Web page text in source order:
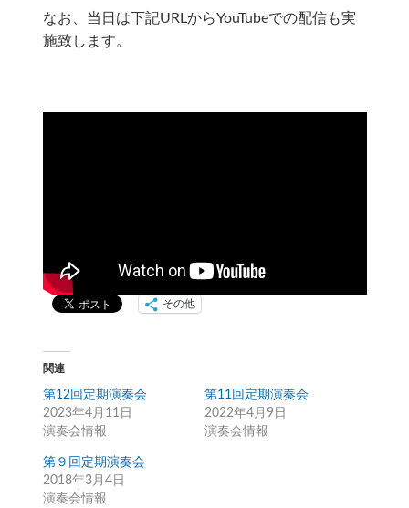
なお、当日は下記URLからYouTubeでの配信も実
施致します。
その他
関連
第12回定期演奏会
2023年4月11日
演奏会情報
第11回定期演奏会
2022年4月9日
演奏会情報
第９回定期演奏会
2018年3月4日
演奏会情報